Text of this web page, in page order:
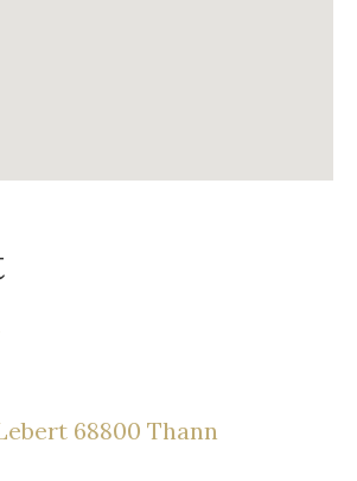
68800 Thann